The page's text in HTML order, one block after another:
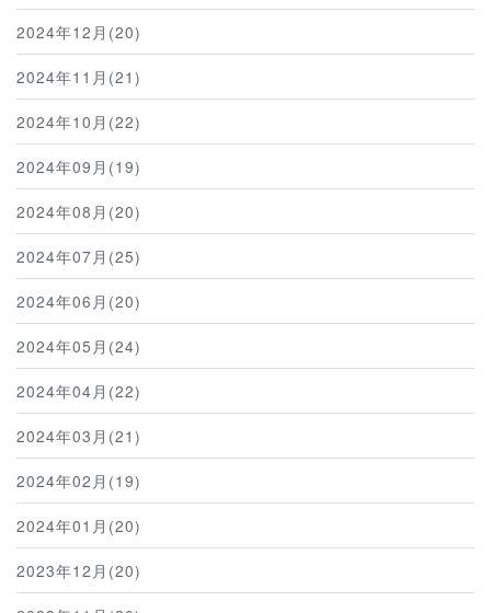
2024年12月(20)
2024年11月(21)
2024年10月(22)
2024年09月(19)
2024年08月(20)
2024年07月(25)
2024年06月(20)
2024年05月(24)
2024年04月(22)
2024年03月(21)
2024年02月(19)
2024年01月(20)
2023年12月(20)